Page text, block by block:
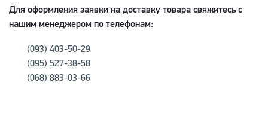
Для оформления заявки на доставку товара свяжитесь с
нашим менеджером по телефонам:
(093) 403-50-29
(095) 527-38-58
(068) 883-03-66